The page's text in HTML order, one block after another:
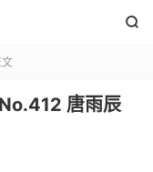

唐雨辰